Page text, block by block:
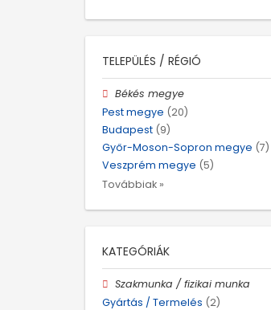
TELEPÜLÉS / RÉGIÓ
Békés megye
Pest megye (20)
Budapest (9)
Győr-Moson-Sopron megye (7)
Veszprém megye (5)
Továbbiak »
KATEGÓRIÁK
Szakmunka / fizikai munka
Gyártás / Termelés (2)